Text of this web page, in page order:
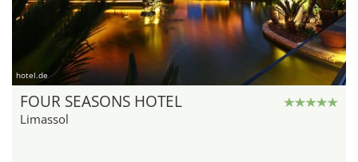
hotel.de
FOUR SEASONS HOTEL
Limassol